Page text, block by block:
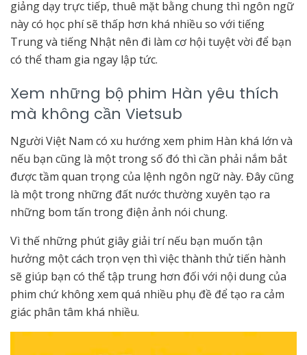
giảng dạy trực tiếp, thuê mặt bằng chung thì ngôn ngữ
này có học phí sẽ thấp hơn khá nhiều so với tiếng
Trung và tiếng Nhật nên đi làm cơ hội tuyệt vời để bạn
có thể tham gia ngay lập tức.
Xem những bộ phim Hàn yêu thích
mà không cần Vietsub
Người Việt Nam có xu hướng xem phim Hàn khá lớn và
nếu bạn cũng là một trong số đó thì cần phải nắm bắt
được tầm quan trọng của lệnh ngôn ngữ này. Đây cũng
là một trong những đất nước thường xuyên tạo ra
những bom tấn trong điện ảnh nói chung.
Vì thế những phút giây giải trí nếu bạn muốn tận
hưởng một cách trọn vẹn thì việc thành thử tiến hành
sẽ giúp bạn có thể tập trung hơn đối với nội dung của
phim chứ không xem quá nhiều phụ đề để tạo ra cảm
giác phân tâm khá nhiều.